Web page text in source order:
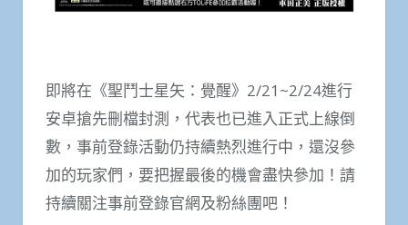
即將在《聖鬥士星矢：覺醒》2/21~2/24進行
安卓搶先刪檔封測，代表也已進入正式上線倒
數，事前登錄活動仍持續熱烈進行中，還沒參
加的玩家們，要把握最後的機會盡快參加！請
持續關注事前登錄官網及粉絲團吧！